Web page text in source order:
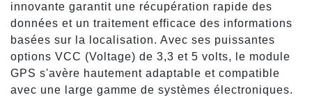
innovante garantit une récupération rapide des
données et un traitement efficace des informations
basées sur la localisation. Avec ses puissantes
options VCC (Voltage) de 3,3 et 5 volts, le module
GPS s'avère hautement adaptable et compatible
avec une large gamme de systèmes électroniques.